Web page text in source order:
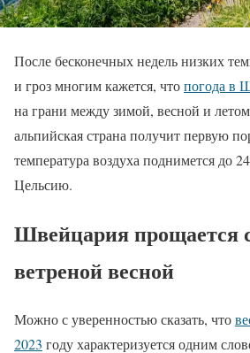
После бесконечных недель низких
и гроз многим кажется, чтопогода в
на грани между зимой, весной и
альпийская страна получит первую
температура воздуха поднимется до
Цельсию.
Швейцария прощается
ветреной весной
Можно с уверенностью сказать, что
2023 году характеризуется одним